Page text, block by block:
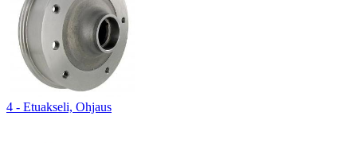
4 - Etuakseli, Ohjaus